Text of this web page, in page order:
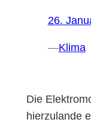
26.
—Klima
Die
hierzulande